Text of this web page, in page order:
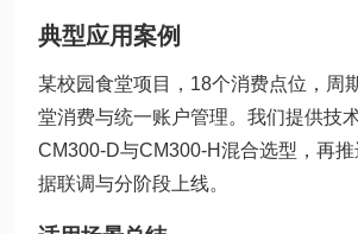
典型应用案例
某校园食堂项目，18个消费点位，周
堂消费与统一账户管理。我们提供技
CM300-D与CM300-H混合选型，再
据联调与分阶段上线。